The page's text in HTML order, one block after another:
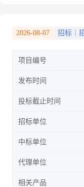
2026-08-07 招标｜
项目编号
发布时间
投标截止时间
招标单位
中标单位
代理单位
相关产品